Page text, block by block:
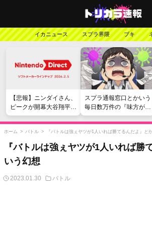
イカニュース スプラ界隈 ブキ
【悲報】ニンダイさん、
ピークが開幕大谷翔平の
がっかりダイレクトだっ
たと言われてしまう
スプラ通報窓口とかいう
毎日数万件の『味方が弱
い』愚痴を読まされる苦
行
ホーム > バトル > 『バトルは強ぇヤツが1人いれば勝てるんだよ』と
『バトルは強ぇヤツが1人いれば勝
いう幻想
2023.01.30 バトル